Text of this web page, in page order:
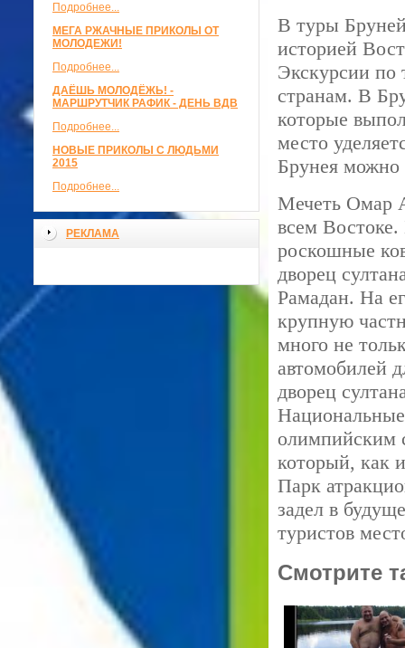
Подробнее...
МЕГА РЖАЧНЫЕ ПРИКОЛЫ ОТ
МОЛОДЕЖИ!
Подробнее...
ДАЁШЬ МОЛОДЁЖЬ! -
МАРШРУТЧИК РАФИК - ДЕНЬ ВДВ
Подробнее...
НОВЫЕ ПРИКОЛЫ С ЛЮДЬМИ
2015
Подробнее...
РЕКЛАМА
В туры
историей
Экскурсии по
странам. В
которые
место
Брунея можно
Мечеть Омар
всем
роскошные
дворец
Рамадан. На
крупную
много не
автомобилей
дворец
олимпийским
который, как
Парк
задел в
туристов
Смотрите